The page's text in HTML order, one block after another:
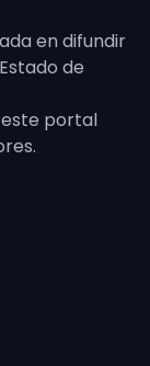
en difundir
de
este portal